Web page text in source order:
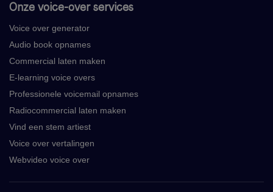
Onze voice-over services
Voice over generator
Audio book opnames
Commercial laten maken
E-learning voice overs
Professionele voicemail opnames
Radiocommercial laten maken
Vind een stem artiest
Voice over vertalingen
Webvideo voice over